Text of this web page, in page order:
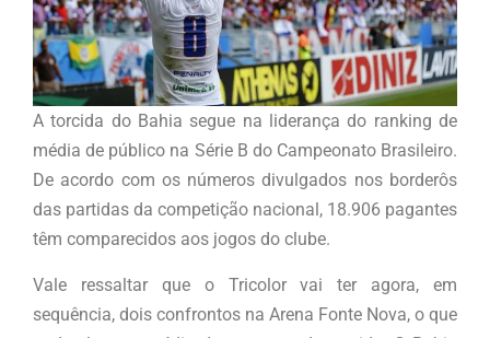
A torcida do Bahia segue na liderança do ranking de
média de público na Série B do Campeonato Brasileiro.
De acordo com os números divulgados nos borderôs
das partidas da competição nacional, 18.906 pagantes
têm comparecidos aos jogos do clube.
Vale ressaltar que o Tricolor vai ter agora, em
sequência, dois confrontos na Arena Fonte Nova, o que